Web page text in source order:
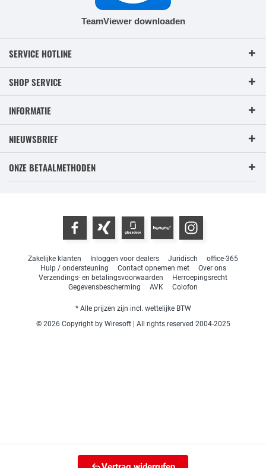
TeamViewer downloaden
SERVICE HOTLINE
SHOP SERVICE
INFORMATIE
NIEUWSBRIEF
ONZE BETAALMETHODEN
Zakelijke klanten Inloggen voor dealers Juridisch
office-365
Hulp / ondersteuning
Contact opnemen met
Over ons
Verzendings- en betalingsvoorwaarden
Herroepingsrecht
Gegevensbescherming
AVK Colofon
* Alle prijzen zijn incl. wettelijke BTW
© 2026 Copyright by Wiresoft | All rights reserved 2004-2025